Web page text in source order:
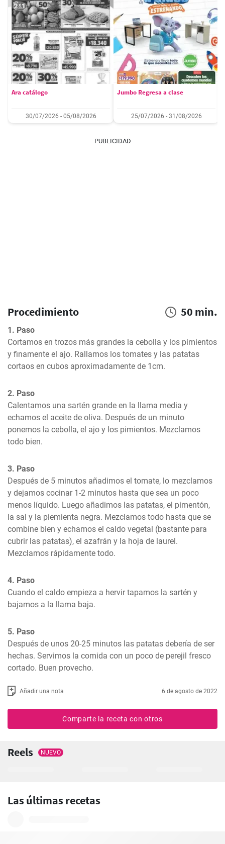
Ara catálogo
30/07/2026 - 05/08/2026
Jumbo Regresa a clase
25/07/2026 - 31/08/2026
PUBLICIDAD
Procedimiento 50 min.
1. Paso
Cortamos en trozos más grandes la cebolla y los pimientos
y finamente el ajo. Rallamos los tomates y las patatas
cortaos en cubos aproximadamente de 1cm.
2. Paso
Calentamos una sartén grande en la llama media y
echamos el aceite de oliva. Después de un minuto
ponemos la cebolla, el ajo y los pimientos. Mezclamos
todo bien.
3. Paso
Después de 5 minutos añadimos el tomate, lo mezclamos
y dejamos cocinar 1-2 minutos hasta que sea un poco
menos líquido. Luego añadimos las patatas, el pimentón,
la sal y la piemienta negra. Mezclamos todo hasta que se
combine bien y echamos el caldo vegetal (bastante para
cubrir las patatas), el azafrán y la hoja de laurel.
Mezclamos rápidamente todo.
4. Paso
Cuando el caldo empieza a hervir tapamos la sartén y
bajamos a la llama baja.
5. Paso
Después de unos 20-25 minutos las patatas debería de ser
hechas. Servimos la comida con un poco de perejil fresco
cortado. Buen provecho.
Añadir una nota 6 de agosto de 2022
Comparte la receta con otros
Reels NUEVO
Las últimas recetas